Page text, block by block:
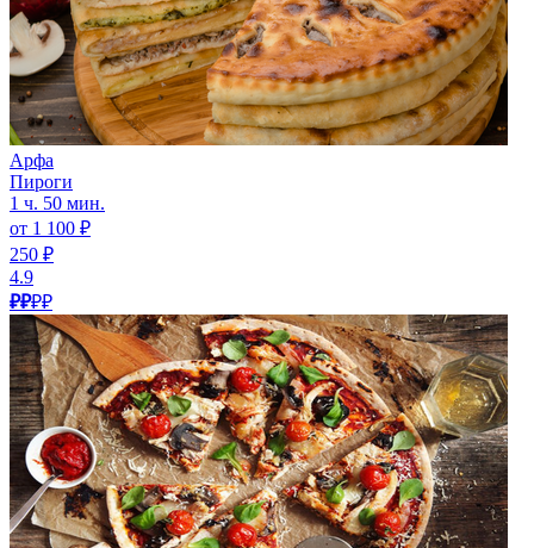
Арфа
Пироги
1 ч. 50 мин.
от 1 100 ₽
250 ₽
4.9
₽₽₽₽